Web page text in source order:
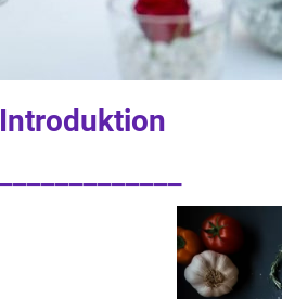
Introduktion